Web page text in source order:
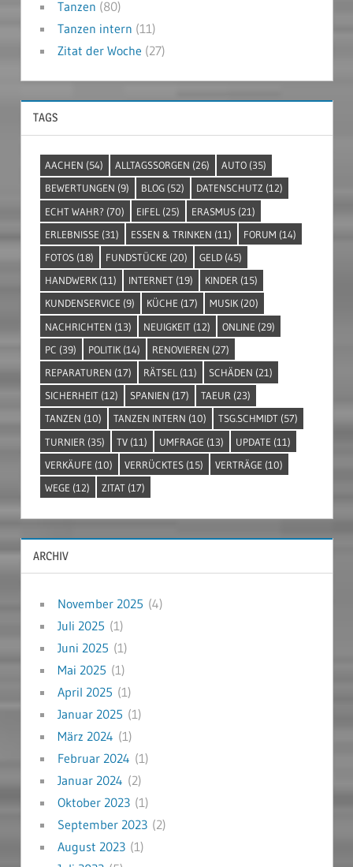
Tanzen (80)
Tanzen intern (11)
Zitat der Woche (27)
TAGS
AACHEN (54) ALLTAGSSORGEN (26) AUTO (35)
BEWERTUNGEN (9) BLOG (52) DATENSCHUTZ (12)
ECHT WAHR? (70) EIFEL (25) ERASMUS (21)
ERLEBNISSE (31) ESSEN & TRINKEN (11) FORUM (14)
FOTOS (18) FUNDSTÜCKE (20) GELD (45)
HANDWERK (11) INTERNET (19) KINDER (15)
KUNDENSERVICE (9) KÜCHE (17) MUSIK (20)
NACHRICHTEN (13) NEUIGKEIT (12) ONLINE (29)
PC (39) POLITIK (14) RENOVIEREN (27)
REPARATUREN (17) RÄTSEL (11) SCHÄDEN (21)
SICHERHEIT (12) SPANIEN (17) TAEUR (23)
TANZEN (10) TANZEN INTERN (10) TSG.SCHMIDT (57)
TURNIER (35) TV (11) UMFRAGE (13) UPDATE (11)
VERKÄUFE (10) VERRÜCKTES (15) VERTRÄGE (10)
WEGE (12) ZITAT (17)
ARCHIV
November 2025 (4)
Juli 2025 (1)
Juni 2025 (1)
Mai 2025 (1)
April 2025 (1)
Januar 2025 (1)
März 2024 (1)
Februar 2024 (1)
Januar 2024 (2)
Oktober 2023(1)
September 2023(2)
August 2023(1)